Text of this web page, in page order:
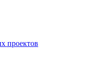
проектов